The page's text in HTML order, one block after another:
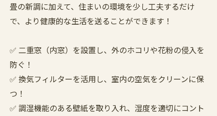
畳の新調に加えて、住まいの環境を少し工夫するだけ
で、より健康的な生活を送ることができます！
✅ 二重窓（内窓）を設置し、外のホコリや花粉の侵入を
防ぐ！
✅ 換気フィルターを活用し、室内の空気をクリーンに保
つ！
✅ 調湿機能のある壁紙を取り入れ、湿度を適切にコント